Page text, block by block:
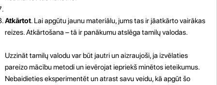
Atkārtot. Lai apgūtu jaunu materiālu, jums tas ir jāatkārto vairākas
reizes. Atkārtošana – tā ir panākumu atslēga tamilų valodas.
Uzzināt tamilų valodu var būt jautri un aizraujoši, ja izvēlaties
pareizo mācību metodi un ievērojat iepriekš minētos ieteikumus.
Nebaidieties eksperimentēt un atrast savu veidu, kā apgūt šo